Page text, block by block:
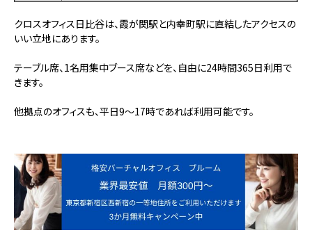
クロスオフィス日比谷は、霞が関駅と内幸町駅に直結したアクセスの
いい立地にあります。
テーブル席、1名用集中ブース席などを、自由に24時間365日利用で
きます。
他拠点のオフィスも、平日9～17時であれば利用可能です。